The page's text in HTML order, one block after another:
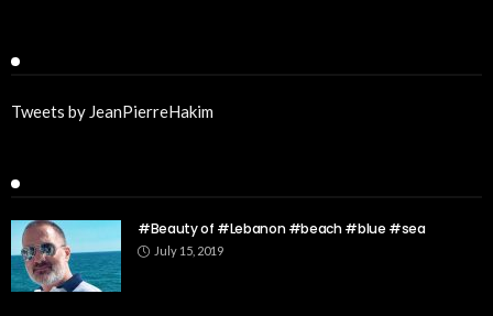
Tweets by JeanPierreHakim
#Beauty of #Lebanon #beach #blue #sea
July 15, 2019